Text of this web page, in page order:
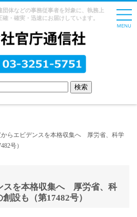
体などの事務従事者を対象に、執務上
・確実・迅速にお届けしています。
からエビデンスを本格収集へ 厚労省、科学
号）
スを本格収集へ 厚労省、科
設も（第17482号）